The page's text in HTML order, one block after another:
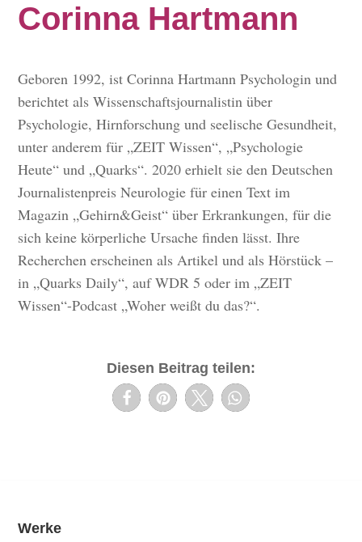
Corinna Hartmann
Geboren 1992, ist Corinna Hartmann Psychologin und
berichtet als Wissenschaftsjournalistin über
Psychologie, Hirnforschung und seelische Gesundheit,
unter anderem für „ZEIT Wissen“, „Psychologie
Heute“ und „Quarks“. 2020 erhielt sie den Deutschen
Journalistenpreis Neurologie für einen Text im
Magazin „Gehirn&Geist“ über Erkrankungen, für die
sich keine körperliche Ursache finden lässt. Ihre
Recherchen erscheinen als Artikel und als Hörstück –
in „Quarks Daily“, auf WDR 5 oder im „ZEIT
Wissen“-Podcast „Woher weißt du das?“.
Diesen Beitrag teilen:
Werke